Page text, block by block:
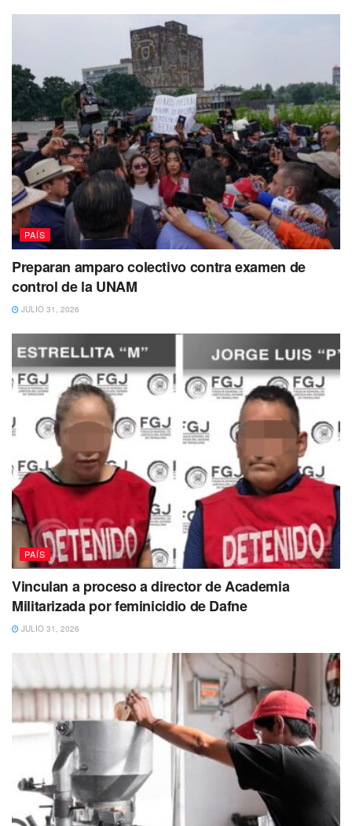
compañeras, quien la agredía dentro del plantel.
“Mi hermana tenía 14 años, le hicieron bullying en su
salón, hasta al grado de llegar a golpes, me la agredieron,
tengo videos y testigos que me van a apoyar”
“Lo que exijo es justicia, que pague la persona que tenga
que pagar, no quiero que esa persona esté libre mientras
mi hermana perdió la vida”, señaló su hermana Alma
Delia, durante el sepelio de Norma.
La agresión ocurrió el pasado 21 de febrero luego de que
una de las alumnas que promovía el bullying en contra de
Norma, la citó a unas calles del plantel. Ahí la encaró y la
golpeó en varias ocasiones.
Pese a que las agresiones se realizaron frente a varios de
sus compañeros, ninguna autoridad del centro escolar se
presentó para separar a las jóvenes hasta que policías y
paramédicos llegaron para auxiliar a la joven.
PAÍS
Preparan amparo colectivo contra examen de
control de la UNAM
JULIO 31, 2026
PAÍS
Vinculan a proceso a director de Academia
Militarizada por feminicidio de Dafne
JULIO 31, 2026